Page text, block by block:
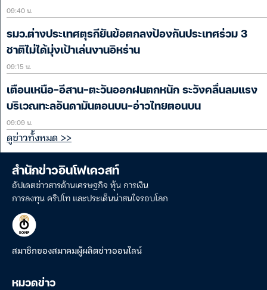
09:40 น.
รมว.ต่างประเทศตุรกียันข้อตกลงป้องกันประเทศร่วม 3
ชาติไม่ได้มุ่งเป้าเล่นงานอิหร่าน
09:15 น.
เตือนเหนือ-อีสาน-ตะวันออกฝนตกหนัก ระวังคลื่นลมแรง
บริเวณทะลอันดามันตอนบน-อ่าวไทยตอนบน
09:09 น.
ดูข่าวทั้งหมด >>
สำนักข่าวอินโฟเควสท์
อัปเดตข่าวสารด้านเศรษฐกิจ หุ้น การเงิน
การลงทุน คริปโท และประเด็นน่าสนใจรอบโลก
สมาชิกของสมาคมผู้ผลิตข่าวออนไลน์
หมวดข่าว